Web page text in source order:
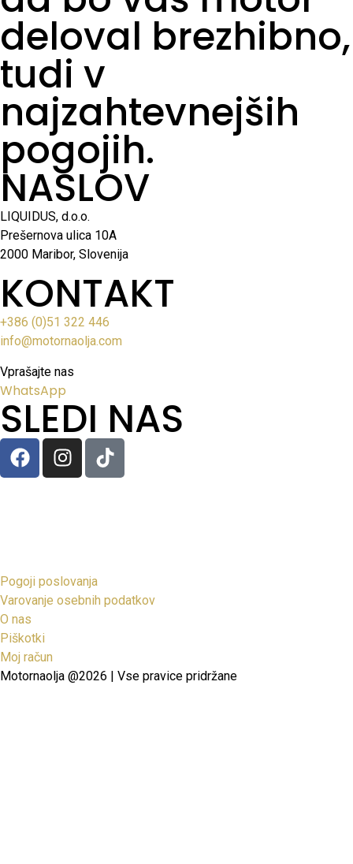
deloval brezhibno,
tudi v
najzahtevnejših
pogojih.
NASLOV
LIQUIDUS, d.o.o.
Prešernova ulica 10A
2000 Maribor, Slovenija
KONTAKT
+386 (0)51 322 446
info@motornaolja.com
Vprašajte nas
WhatsApp
SLEDI NAS
Pogoji poslovanja
Varovanje osebnih podatkov
O nas
Piškotki
Moj račun
Motornaolja @2026 | Vse pravice pridržane